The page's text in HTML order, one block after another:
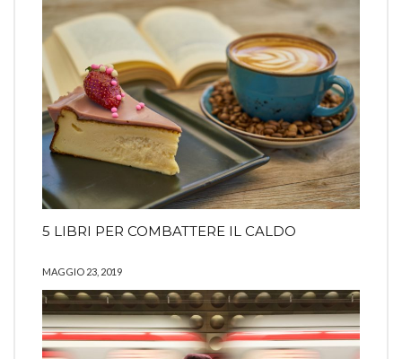
5 LIBRI PER COMBATTERE IL CALDO
MAGGIO 23, 2019